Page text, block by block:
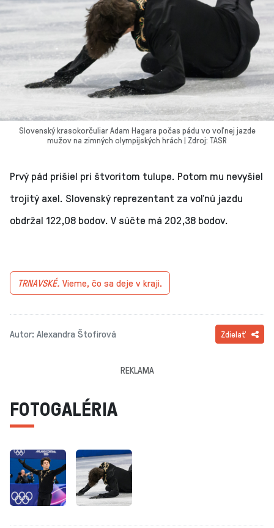
Slovenský krasokorčuliar Adam Hagara počas pádu vo voľnej jazde
mužov na zimných olympijských hrách | Zdroj: TASR
Prvý pád prišiel pri štvoritom tulupe. Potom mu nevyšiel
trojitý axel. Slovenský reprezentant za voľnú jazdu
obdržal 122,08 bodov. V súčte má 202,38 bodov.
TRNAVSKÉ. Vieme, čo sa deje v kraji.
Autor: Alexandra Štofirová Zdielať
REKLAMA
FOTOGALÉRIA